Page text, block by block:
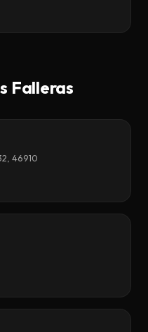
Falleras
46910